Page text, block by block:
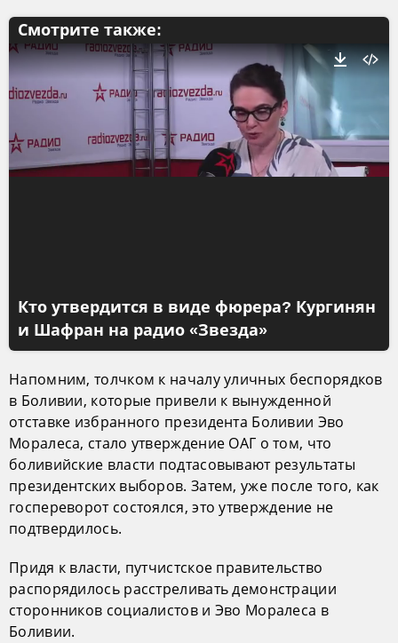
Смотрите также:
Кто утвердится в виде фюрера? Кургинян
и Шафран на радио «Звезда»
Напомним, толчком к началу уличных беспорядков
в Боливии, которые привели к вынужденной
отставке избранного президента Боливии Эво
Моралеса, стало утверждение ОАГ о том, что
боливийские власти подтасовывают результаты
президентских выборов. Затем, уже после того, как
госпереворот состоялся, это утверждение не
подтвердилось.
Придя к власти, путчистское правительство
распорядилось расстреливать демонстрации
сторонников социалистов и Эво Моралеса в
Боливии.